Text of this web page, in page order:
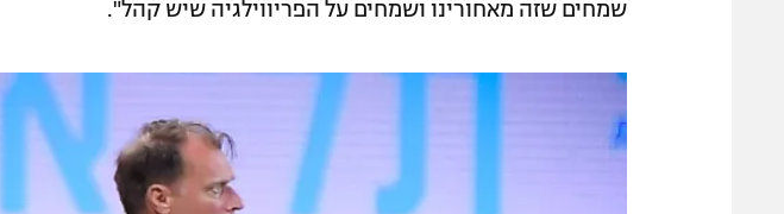
שמחים שזה מאחורינו ושמחים על הפריווילגיה שיש קהל".